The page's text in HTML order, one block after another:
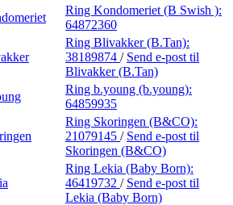
Ring Kondomeriet (B Swish ):
64872360
Ring Blivakker (B.Tan):
38189874 / Send e-post til
Blivakker (B.Tan)
Ring b.young (b.young):
64859935
Ring Skoringen (B&CO):
21079145 / Send e-post til
Skoringen (B&CO)
Ring Lekia (Baby Born):
46419732 / Send e-post til
Lekia (Baby Born)